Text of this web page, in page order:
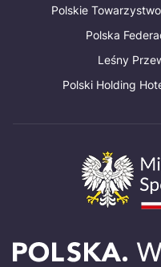
Polskie
Polska
Leśny
Polski Holding